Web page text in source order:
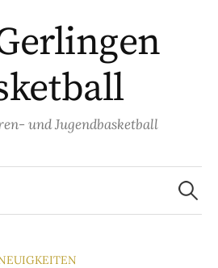
und Jugendbasketball
Suchen
nach: